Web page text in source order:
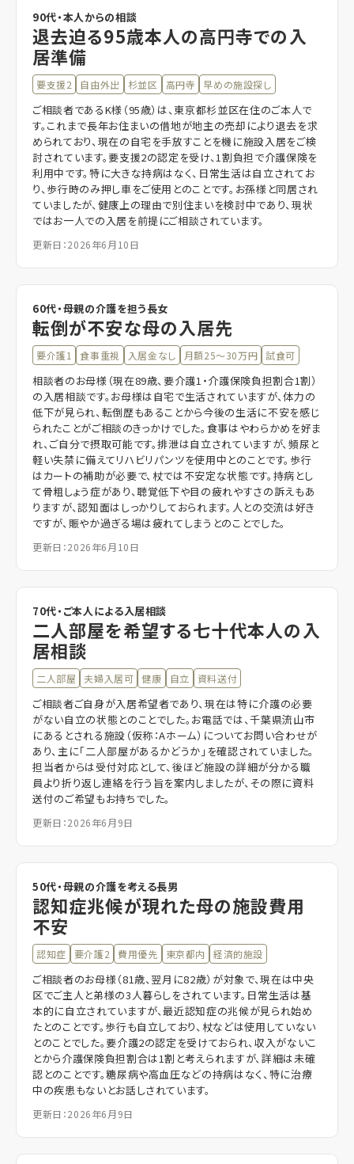
90代・本人からの相談
退去迫る95歳本人の高円寺での入
居準備
要支援2 自由外出 杉並区 高円寺 早めの施設探し
ご相談者であるK様（95歳）は、東京都杉並区在住のご本人で
す。これまで長年お住まいの借地が地主の売却により退去を求
められており、現在の自宅を手放すことを機に施設入居をご検
討されています。要支援2の認定を受け、1割負担で介護保険を
利用中です。特に大きな持病はなく、日常生活は自立されてお
り、歩行時のみ押し車をご使用とのことです。お孫様と同居され
ていましたが、健康上の理由で別住まいを検討中であり、現状
ではお一人での入居を前提にご相談されています。
更新日：2026年6月10日
60代・母親の介護を担う長女
転倒が不安な母の入居先
要介護1 食事重視 入居金なし 月額25〜30万円 試食可
相談者のお母様（現在89歳、要介護1・介護保険負担割合1割）
の入居相談です。お母様は自宅で生活されていますが、体力の
低下が見られ、転倒歴もあることから今後の生活に不安を感じ
られたことがご相談のきっかけでした。食事はやわらかめを好ま
れ、ご自分で摂取可能です。排泄は自立されていますが、頻尿と
軽い失禁に備えてリハビリパンツを使用中とのことです。歩行
はカートの補助が必要で、杖では不安定な状態です。持病とし
て骨粗しょう症があり、聴覚低下や目の疲れやすさの訴えもあ
りますが、認知面はしっかりしておられます。人との交流は好き
ですが、賑やか過ぎる場は疲れてしまうとのことでした。
更新日：2026年6月10日
70代・ご本人による入居相談
二人部屋を希望する七十代本人の入
居相談
二人部屋 夫婦入居可 健康 自立 資料送付
ご相談者ご自身が入居希望者であり、現在は特に介護の必要
がない自立の状態とのことでした。お電話では、千葉県流山市
にあるとされる施設（仮称：Aホーム）についてお問い合わせが
あり、主に「二人部屋があるかどうか」を確認されていました。
担当者からは受付対応として、後ほど施設の詳細が分かる職
員より折り返し連絡を行う旨を案内しましたが、その際に資料
送付のご希望もお持ちでした。
更新日：2026年6月9日
50代・母親の介護を考える長男
認知症兆候が現れた母の施設費用
不安
認知症 要介護2 費用優先 東京都内 経済的施設
ご相談者のお母様（81歳、翌月に82歳）が対象で、現在は中央
区でご主人と弟様の3人暮らしをされています。日常生活は基
本的に自立されていますが、最近認知症の兆候が見られ始め
たとのことです。歩行も自立しており、杖などは使用していない
とのことでした。要介護2の認定を受けておられ、収入がないこ
とから介護保険負担割合は1割と考えられますが、詳細は未確
認とのことです。糖尿病や高血圧などの持病はなく、特に治療
中の疾患もないとお話しされています。
更新日：2026年6月9日